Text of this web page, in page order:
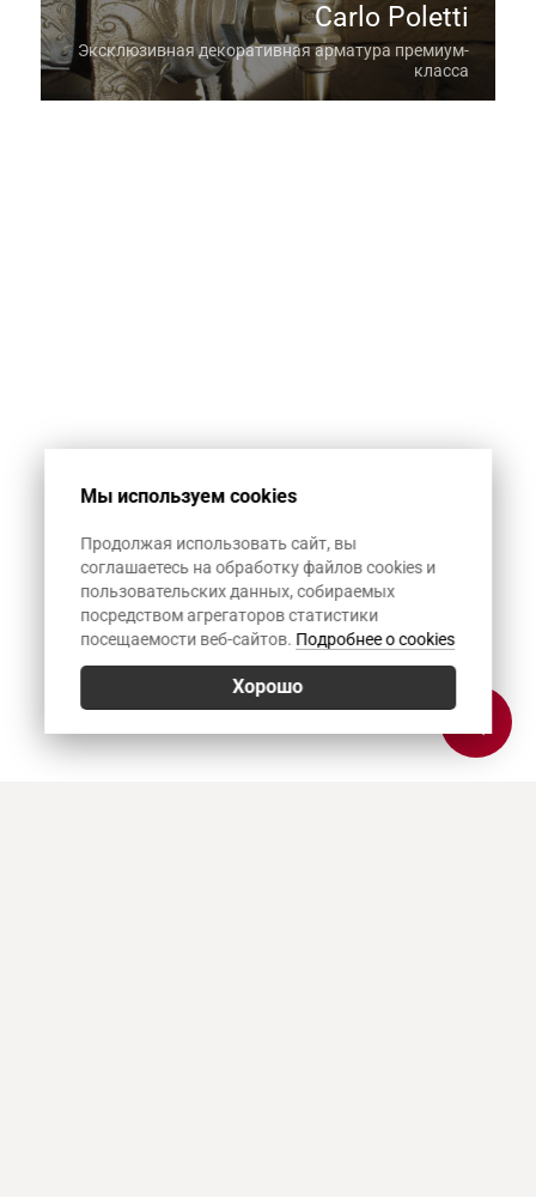
Carlo Poletti
Эксклюзивная декоративная арматура премиум-
класса
Мы используем cookies
Продолжая использовать сайт, вы
соглашаетесь на обработку файлов cookies и
пользовательских данных, собираемых
посредством агрегаторов статистики
посещаемости веб-сайтов. Подробнее о cookies
Хорошо